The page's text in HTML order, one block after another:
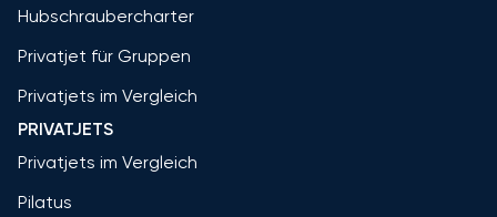
Hubschraubercharter
Privatjet für Gruppen
Privatjets im Vergleich
PRIVATJETS
Privatjets im Vergleich
Pilatus